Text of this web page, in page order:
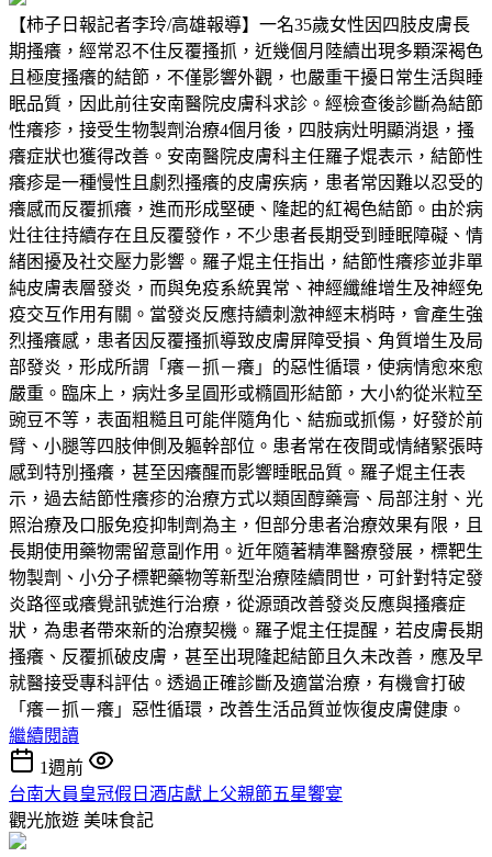
【柿子日報記者李玲/高雄報導】一名35歲女性因四肢皮膚長
期搔癢，經常忍不住反覆搔抓，近幾個月陸續出現多顆深褐色
且極度搔癢的結節，不僅影響外觀，也嚴重干擾日常生活與睡
眠品質，因此前往安南醫院皮膚科求診。經檢查後診斷為結節
性癢疹，接受生物製劑治療4個月後，四肢病灶明顯消退，搔
癢症狀也獲得改善。安南醫院皮膚科主任羅子焜表示，結節性
癢疹是一種慢性且劇烈搔癢的皮膚疾病，患者常因難以忍受的
癢感而反覆抓癢，進而形成堅硬、隆起的紅褐色結節。由於病
灶往往持續存在且反覆發作，不少患者長期受到睡眠障礙、情
緒困擾及社交壓力影響。羅子焜主任指出，結節性癢疹並非單
純皮膚表層發炎，而與免疫系統異常、神經纖維增生及神經免
疫交互作用有關。當發炎反應持續刺激神經末梢時，會產生強
烈搔癢感，患者因反覆搔抓導致皮膚屏障受損、角質增生及局
部發炎，形成所謂「癢－抓－癢」的惡性循環，使病情愈來愈
嚴重。臨床上，病灶多呈圓形或橢圓形結節，大小約從米粒至
豌豆不等，表面粗糙且可能伴隨角化、結痂或抓傷，好發於前
臂、小腿等四肢伸側及軀幹部位。患者常在夜間或情緒緊張時
感到特別搔癢，甚至因癢醒而影響睡眠品質。羅子焜主任表
示，過去結節性癢疹的治療方式以類固醇藥膏、局部注射、光
照治療及口服免疫抑制劑為主，但部分患者治療效果有限，且
長期使用藥物需留意副作用。近年隨著精準醫療發展，標靶生
物製劑、小分子標靶藥物等新型治療陸續問世，可針對特定發
炎路徑或癢覺訊號進行治療，從源頭改善發炎反應與搔癢症
狀，為患者帶來新的治療契機。羅子焜主任提醒，若皮膚長期
搔癢、反覆抓破皮膚，甚至出現隆起結節且久未改善，應及早
就醫接受專科評估。透過正確診斷及適當治療，有機會打破
「癢－抓－癢」惡性循環，改善生活品質並恢復皮膚健康。
繼續閱讀
1週前
台南大員皇冠假日酒店獻上父親節五星饗宴
觀光旅遊 美味食記